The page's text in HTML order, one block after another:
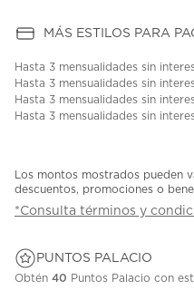
MÁS ESTILOS PARA
Hasta 3 mensualidades sin
Hasta 3 mensualidades sin
Hasta 3 mensualidades sin
Hasta 3 mensualidades sin
Los montos mostrados pueden
descuentos, promociones o
*Consulta términos y
PUNTOS PALACIO
Obtén 40 Puntos Palacio con